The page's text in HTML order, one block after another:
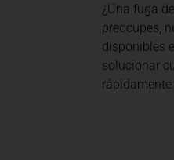
¿Una fuga
preocupes,
disponibles
solucionar
rápidamente.